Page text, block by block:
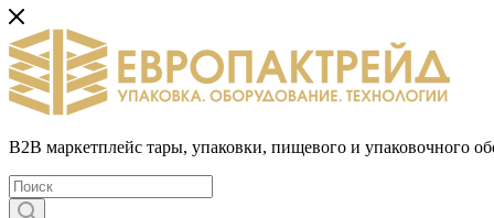
B2B маркетплейс тары, упаковки, пищевого и упаковочного